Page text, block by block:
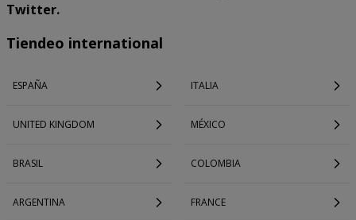
Twitter.
Tiendeo international
ESPAÑA ITALIA
UNITED KINGDOM MÉXICO
BRASIL COLOMBIA
ARGENTINA FRANCE